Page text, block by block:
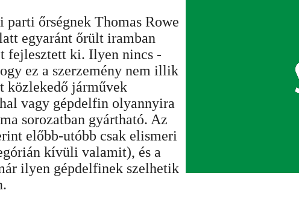
őrségnek Thomas Rowe
egyaránt őrült iramban
fejlesztett ki. Ilyen nincs -
ez a szerzemény nem illik
közlekedő járművek
vagy gépdelfin olyannyira
sorozatban gyártható. Az
előbb-utóbb csak elismeri
kívüli valamit), és a
ilyen gépdelfinek szelhetik